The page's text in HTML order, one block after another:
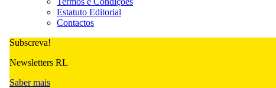
Estatuto Editorial
Contactos
Subscreva!
Newsletters RL
Saber mais